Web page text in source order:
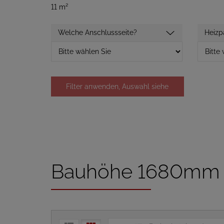
11 m²
Welche Anschlussseite?
Filter anwenden, Auswahl siehe
Bauhöhe 1680mm